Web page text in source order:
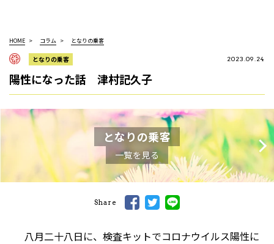
HOME コラム となりの乗客
となりの乗客 2023.09.24
陽性になった話 津村記久子
となりの乗客
一覧を見る
Share
八月二十八日に、検査キットでコロナウイルス陽性に